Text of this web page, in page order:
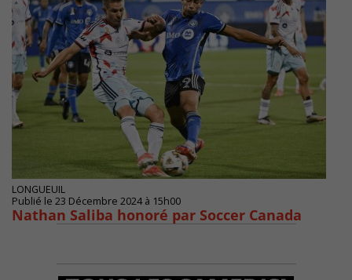
LONGUEUIL
Publié le 23 Décembre 2024 à 15h00
Nathan Saliba honoré par Soccer Canada